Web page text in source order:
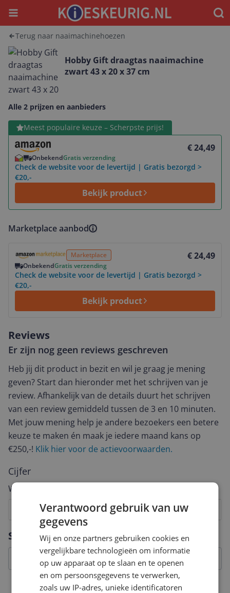
Menu
Terug naar naaimachinehoezen
Hobby Gift draagtas naaimachine
zwart 43 x 20 x 37 cm
Alle 2 prijzen en aanbieders
Meest populaire keuze – Scherpste prijs!
€ 24,49
OnbekendGratis verzending
Check de website voor de levertijd | Gratis bezorgd >
€20,-
Bekijk product
Bekijk product
Marketplace aanbod
Marketplace € 24,49
OnbekendGratis verzending
Check de website voor de levertijd | Gratis bezorgd >
€20,-
Bekijk product
Specificaties
Afmetingen & gewicht
Reviews
Er zijn nog geen reviews geschreven
Heb jij dit product in bezit en wil je graag je mening
geven? Start dan hieronder met het schrijven van je
review. Afhankelijk van de details duurt het schrijven
van een review gemiddeld tussen de 3 en 10 minuten.
Met jouw mening help je andere bezoekers een betere
keuze te maken én maak je iedere maand kans op
€250,-! Klik hier voor de actievoorwaarden.
Cijfer
Welk cijfer geef jij dit product?
9
8
7
6
5
4
3
2
Verantwoord gebruik van uw
gegevens
Wij en onze partners gebruiken cookies en
vergelijkbare technologieën om informatie
op uw apparaat op te slaan en te openen
en om persoonsgegevens te verwerken,
zoals uw IP-adres, unieke identificatoren